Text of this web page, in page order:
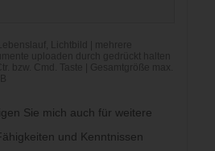
Sie mich auch für weitere
und Kenntnissen